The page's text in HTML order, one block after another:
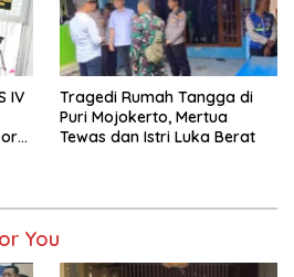
IV
Tragedi Rumah Tangga di
Puri Mojokerto, Mertua
Tewas dan Istri Luka Berat
You